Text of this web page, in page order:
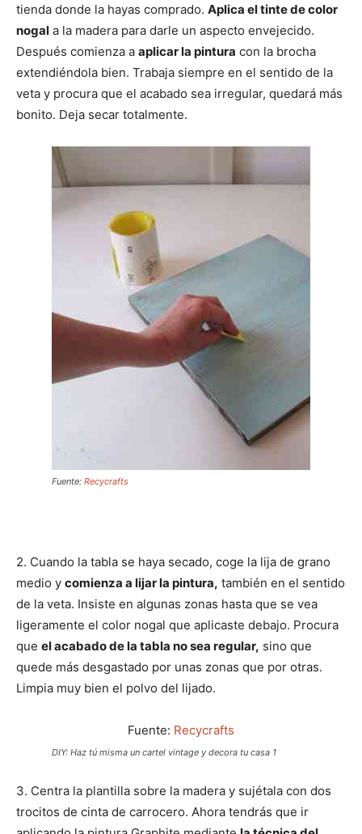
tienda donde la hayas comprado. Aplica el tinte de color
nogal a la madera para darle un aspecto envejecido.
Después comienza a aplicar la pintura con la brocha
extendiéndola bien. Trabaja siempre en el sentido de la
veta y procura que el acabado sea irregular, quedará más
bonito. Deja secar totalmente.
Fuente: Recycrafts
2. Cuando la tabla se haya secado, coge la lija de grano
medio y comienza a lijar la pintura, también en el sentido
de la veta. Insiste en algunas zonas hasta que se vea
ligeramente el color nogal que aplicaste debajo. Procura
que el acabado de la tabla no sea regular, sino que
quede más desgastado por unas zonas que por otras.
Limpia muy bien el polvo del lijado.
Fuente: Recycrafts
DIY: Haz tú misma un cartel vintage y decora tu casa 1
3. Centra la plantilla sobre la madera y sujétala con dos
trocitos de cinta de carrocero. Ahora tendrás que ir